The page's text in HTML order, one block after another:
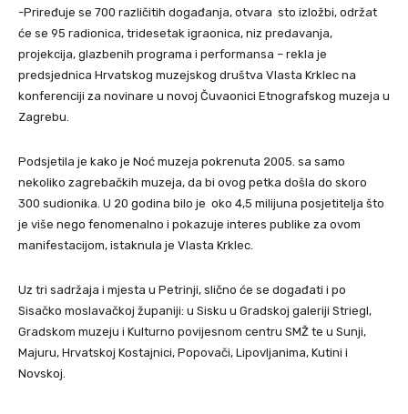
-Priređuje se 700 različitih događanja, otvara sto izložbi, održat
će se 95 radionica, tridesetak igraonica, niz predavanja,
projekcija, glazbenih programa i performansa – rekla je
predsjednica Hrvatskog muzejskog društva Vlasta Krklec na
konferenciji za novinare u novoj Čuvaonici Etnografskog muzeja u
Zagrebu.
Podsjetila je kako je Noć muzeja pokrenuta 2005. sa samo
nekoliko zagrebačkih muzeja, da bi ovog petka došla do skoro
300 sudionika. U 20 godina bilo je oko 4,5 milijuna posjetitelja što
je više nego fenomenalno i pokazuje interes publike za ovom
manifestacijom, istaknula je Vlasta Krklec.
Uz tri sadržaja i mjesta u Petrinji, slično će se događati i po
Sisačko moslavačkoj županiji: u Sisku u Gradskoj galeriji Striegl,
Gradskom muzeju i Kulturno povijesnom centru SMŽ te u Sunji,
Majuru, Hrvatskoj Kostajnici, Popovači, Lipovljanima, Kutini i
Novskoj.